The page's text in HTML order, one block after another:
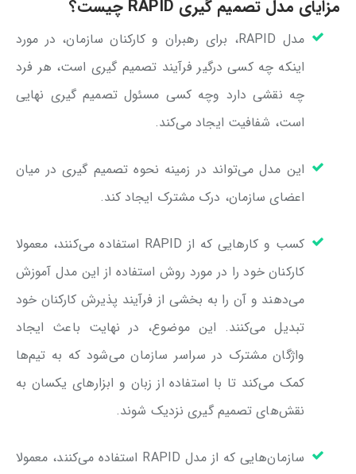
مزایای مدل تصمیم گیری RAPID چیست؟
مدل RAPID، برای رهبران و کارکنان سازمان، در مورد
اینکه چه کسی درگیر فرآیند تصمیم گیری است، هر فرد
چه نقشی دارد وچه کسی مسئول تصمیم گیری نهایی
است، شفافیت ایجاد می‌کند.
این مدل می‌تواند در زمینه نحوه تصمیم گیری در میان
اعضای سازمان، درک مشترک ایجاد کند.
کسب و کارهایی که از RAPID استفاده می‌کنند، معمولا
کارکنان خود را در مورد روش استفاده از این مدل آموزش
می‌دهند و آن را به بخشی از فرآیند پذیرش کارکنان خود
تبدیل می‌کنند. این موضوع، در نهایت باعث ایجاد
واژگان مشترک در سراسر سازمان می‌شود که به تیم‌ها
کمک می‌کند تا با استفاده از زبان و ابزارهای یکسان به
نقش‌های تصمیم گیری نزدیک شوند.
سازمان‌هایی که از مدل RAPID استفاده می‌کنند، معمولا